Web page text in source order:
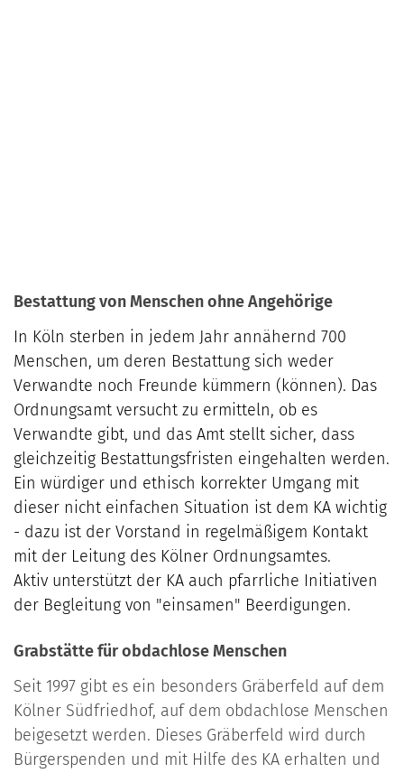
Bestattung von Menschen ohne Angehörige
In Köln sterben in jedem Jahr annähernd 700
Menschen, um deren Bestattung sich weder
Verwandte noch Freunde kümmern (können). Das
Ordnungsamt versucht zu ermitteln, ob es
Verwandte gibt, und das Amt stellt sicher, dass
gleichzeitig Bestattungsfristen eingehalten werden.
Ein würdiger und ethisch korrekter Umgang mit
dieser nicht einfachen Situation ist dem KA wichtig
- dazu ist der Vorstand in regelmäßigem Kontakt
mit der Leitung des Kölner Ordnungsamtes.
Aktiv unterstützt der KA auch pfarrliche Initiativen
der Begleitung von "einsamen" Beerdigungen.
Grabstätte für obdachlose Menschen
Seit 1997 gibt es ein besonders Gräberfeld auf dem
Kölner Südfriedhof, auf dem obdachlose Menschen
beigesetzt werden. Dieses Gräberfeld wird durch
Bürgerspenden und mit Hilfe des KA erhalten und